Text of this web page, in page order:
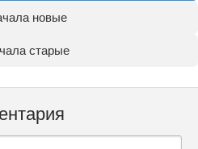
новые
старые